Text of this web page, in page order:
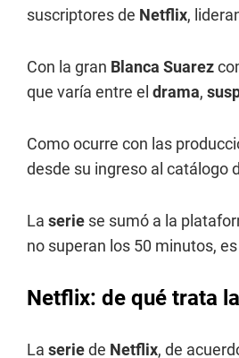
suscriptores de Netflix,
Con la gran Blanca Suarez
que varía entre el drama,
Como ocurre con las
desde su ingreso al catálogo
La serie se sumó a la
no superan los 50 minutos,
Netflix: de qué trata
La seriede Netflix, de